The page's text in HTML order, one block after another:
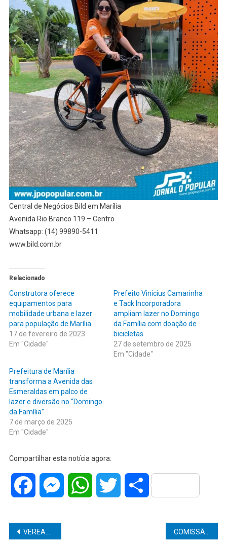
Central de Negócios Bild em Marília
Avenida Rio Branco 119 – Centro
Whatsapp: (14) 99890-5411
www.bild.com.br
Relacionado
Construtora oferece
equipamentos para
mobilidade urbana e lazer
para população de Marília
17 de fevereiro de 2023
Em "Cidade"
Prefeito Vinícius Camarinha
e Tack Incorporadora
ampliam lazer no Domingo
da Família com doação de
bicicletas
27 de setembro de 2025
Em "Cidade"
Prefeitura de Marília
transforma a Avenida das
Esmeraldas em palco de
lazer e diversão no “Domingo
da Família”
7 de março de 2025
Em "Cidade"
Compartilhar esta notícia agora:
Facebook MessengerWhatsAppTwitter Share
Navegação
VEREADOR DANILO DA SAÚDE PEDE QUE O POLIESPORTIVO DA VILA ALTENEIRA TENHA SUA RECUPERAÇÃO REALIZADA DE FORMA URGENTE